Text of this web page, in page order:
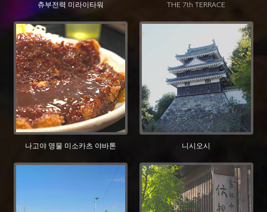
츄부전력 미라이타워 THE 7th TERRACE
나고야 명물 미소카츠 야바톤 니시오시